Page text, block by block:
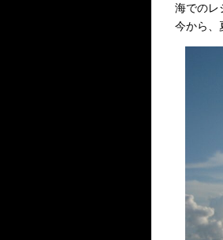
海でのレ
今から、